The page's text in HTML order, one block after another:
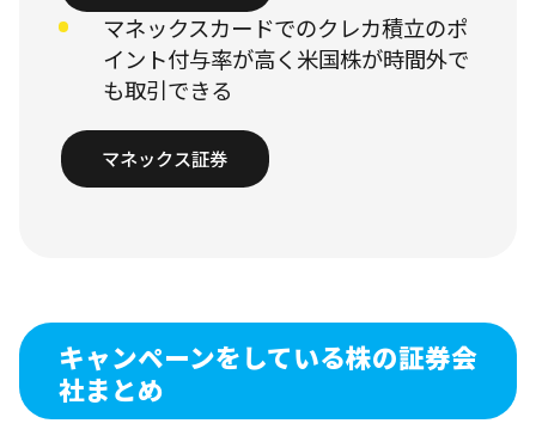
マネックスカードでのクレカ積立のポ
イント付与率が高く米国株が時間外で
も取引できる
マネックス証券
キャンペーンをしている株の証券会
社まとめ